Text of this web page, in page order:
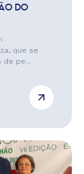
DO
que se
de pe...